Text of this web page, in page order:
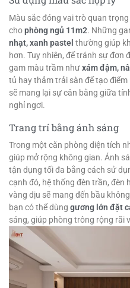
Màu sắc đóng vai trò quan
chophòng ngủ 11m2. Những
nhạt, xanh pastel thường giúp
hơn. Tuy nhiên, để tránh sự đơn
gam màu trầm nhưxám đậm,
tủ hay thảm trải sàn để tạo
sẽ mang lại sự cân bằng giữa
nghỉ ngơi.
Trang trí bằng ánh sáng
Trong một căn phòng diện tích
giúp mở rộng không gian. Ánh
tận dụng tối đa bằng cách sử
cạnh đó, hệ thống đèn trần, đèn
vàng dịu sẽ mang đến bầu
bạn có thể dùng gương lớn đặt
sáng, giúp phòng trông rộng rãi